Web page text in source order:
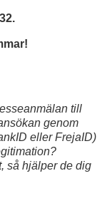
till
genom
eller FrejaID)
så hjälper de dig